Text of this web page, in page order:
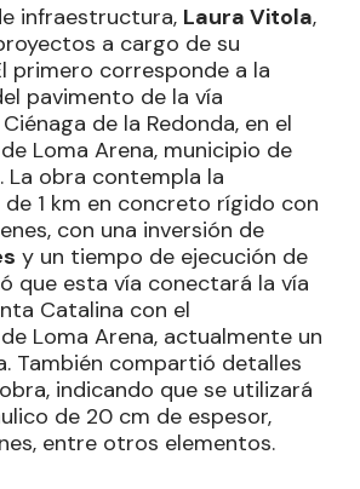
infraestructura, Laura Vitola,
a cargo de su
primero corresponde a la
pavimento de la vía
de la Redonda, en el
Loma Arena, municipio de
La obra contempla la
1 km en concreto rígido con
con una inversión de
y un tiempo de ejecución de
que esta vía conectará la vía
Catalina con el
Loma Arena, actualmente un
También compartió detalles
indicando que se utilizará
de 20 cm de espesor,
entre otros elementos.